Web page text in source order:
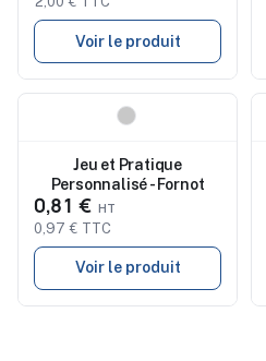
Voir le produit
Jeu et Pratique
Personnalisé - Fornot
0,81 €
0,97 € TTC
Voir le produit